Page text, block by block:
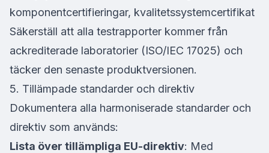
komponentcertifieringar, kvalitetssystemcertifikat
Säkerställ att alla testrapporter kommer från
ackrediterade laboratorier (ISO/IEC 17025) och
täcker den senaste produktversionen.
5. Tillämpade standarder och direktiv
Dokumentera alla harmoniserade standarder och
direktiv som används:
Lista över tillämpliga EU-direktiv: Med